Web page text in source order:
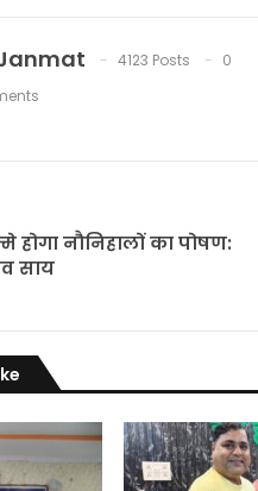
4123 Posts
0
होगा नौनिहालों का पोषण:
साय